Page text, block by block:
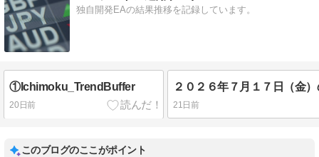
独自開発EAの結果推移を記録しています。
①Ichimoku_TrendBuffer
20日前 21日前
このブログのここがポイント